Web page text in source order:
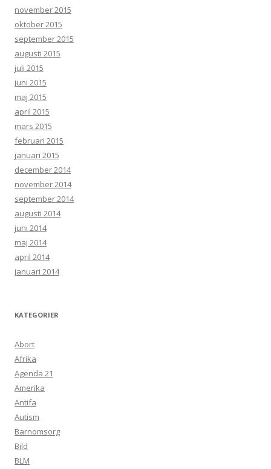
november 2015
oktober 2015
september 2015
augusti 2015
juli 2015
juni 2015
maj 2015
april 2015
mars 2015
februari 2015
januari 2015
december 2014
november 2014
september 2014
augusti 2014
juni 2014
maj 2014
april 2014
januari 2014
KATEGORIER
Abort
Afrika
Agenda 21
Amerika
Antifa
Autism
Barnomsorg
Bild
BLM